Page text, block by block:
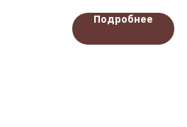
Высота, см
— 79
Подробнее